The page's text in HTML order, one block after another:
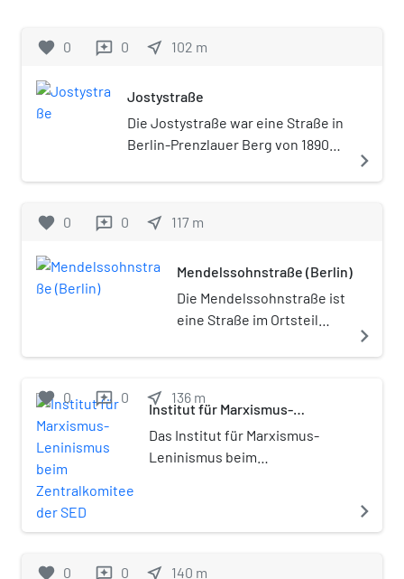
favorite 0 reviews 0 near_me 102 m
Jostystraße
Die Jostystraße war eine Straße in
Berlin-Prenzlauer Berg von 1890
navigate_next
favorite 0 reviews 0 near_me 117 m
Mendelssohnstraße (Berlin)
Die Mendelssohnstraße ist
eine Straße im Ortsteil
Berliner Bezirks Pankow.
navigate_next
favorite 0 reviews 0 near_me 136 m
Institut für Marxismus-
der SED
Das Institut für Marxismus-
Leninismus beim
Engels-Lenin-Institut in Ost-
navigate_next
favorite 0 reviews 0 near_me 140 m